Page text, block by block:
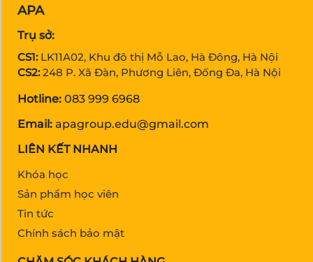
APA
Trụ sở:
CS1: LK11A02, Khu đô thị Mỗ Lao, Hà Đông, Hà Nội
CS2: 248 P. Xã Đàn, Phương Liên, Đống Đa, Hà Nội
Hotline: 083 999 6968
Email: apagroup.edu@gmail.com
LIÊN KẾT NHANH
Khóa học
Sản phẩm học viên
Tin tức
Chính sách bảo mật